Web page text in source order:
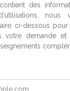
des
nous
ci-dessous pour
votre demande et